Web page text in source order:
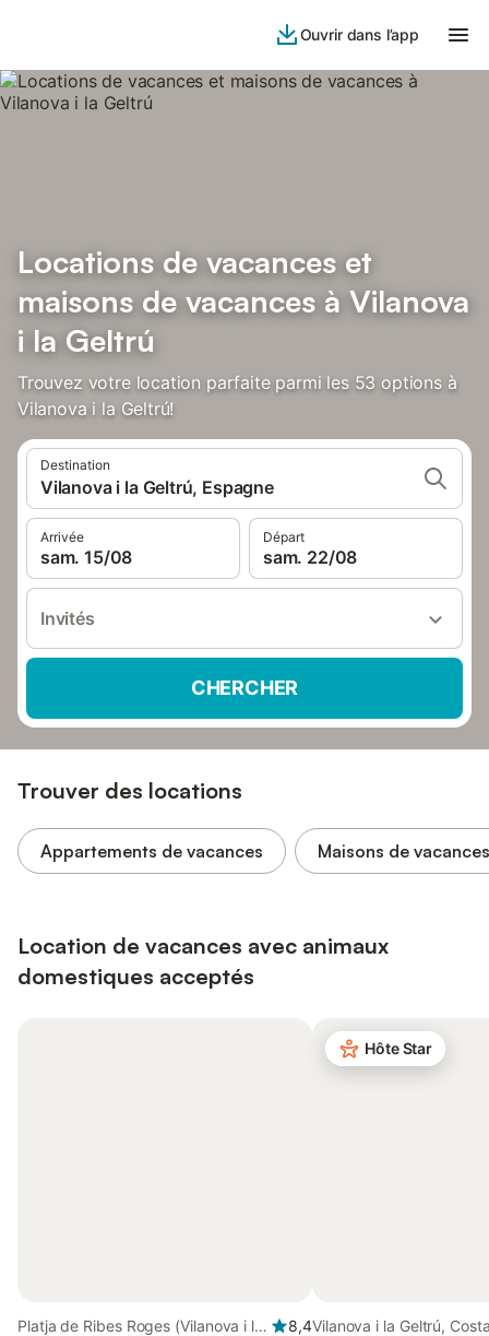
Ouvrir dans l’app
Locations de vacances et
maisons de vacances à Vilanova
i la Geltrú
Trouvez votre location parfaite parmi les 53 options à
Vilanova i la Geltrú!
Destination
Vilanova i la Geltrú, Espagne
Arrivée
sam. 15/08
Départ
sam. 22/08
Invités
CHERCHER
Trouver des locations
Appartements de vacances Maisons de vacances
Location de vacances avec animaux
domestiques acceptés
Platja de Ribes Roges (Vilanova i la
8,4
Hôte Star
Vilanova i la Geltrú,